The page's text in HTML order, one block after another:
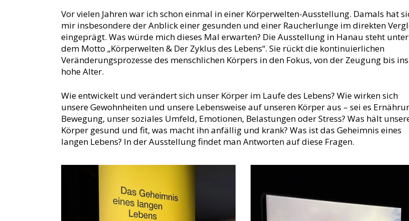
Vor vielen Jahren war ich schon einmal in einer Körperwelten-Ausstellung. Damals hat
mir insbesondere der Anblick einer gesunden und einer Raucherlunge im direkten
eingeprägt. Was würde mich dieses Mal erwarten? Die Ausstellung in Hanau steht unter
dem Motto „Körperwelten & Der Zyklus des Lebens“. Sie rückt die kontinuierlichen
Veränderungsprozesse des menschlichen Körpers in den Fokus, von der Zeugung bis ins
hohe Alter.
Wie entwickelt und verändert sich unser Körper im Laufe des Lebens? Wie wirken sich
unsere Gewohnheiten und unsere Lebensweise auf unseren Körper aus – sei es
Bewegung, unser soziales Umfeld, Emotionen, Belastungen oder Stress? Was hält
Körper gesund und fit, was macht ihn anfällig und krank? Was ist das Geheimnis eines
langen Lebens? In der Ausstellung findet man Antworten auf diese Fragen.